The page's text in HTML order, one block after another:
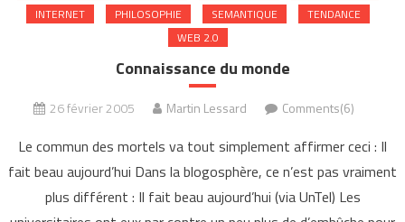
INTERNET
PHILOSOPHIE SEMANTIQUE
TENDANCE
WEB 2.0
Connaissance du monde
26 février 2005 Martin Lessard Comments(6)
Le commun des mortels va tout simplement affirmer ceci : Il
fait beau aujourd’hui Dans la blogosphère, ce n’est pas vraiment
plus différent : Il fait beau aujourd’hui (via UnTel) Les